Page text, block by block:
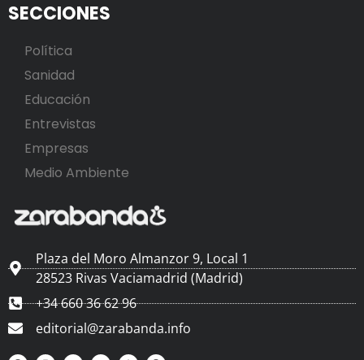
SECCIONES
Política
Sanidad
Educación
Entrevistas
Empresas
Medio Ambiente
Plaza del Moro Almanzor 9, Local 1
28523 Rivas Vaciamadrid (Madrid)
+34 660 36 62 96
editorial@zarabanda.info